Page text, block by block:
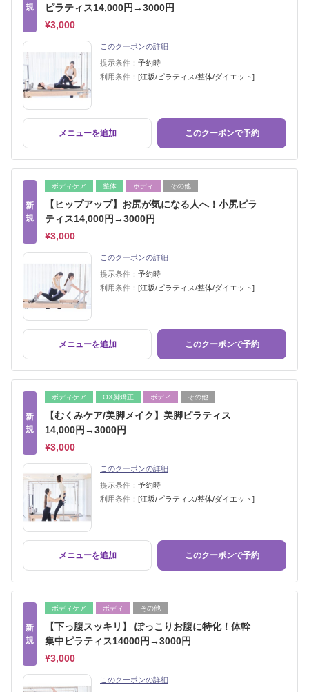
規
ピラティス14,000円→3000円
¥3,000
このクーポンの詳細
提示条件： 予約時
利用条件： [江坂/ピラティス/整体/ダイエット]
メニューを追加 このクーポンで予約
新
規
ボディケア 整体 ボディ その他
【ヒップアップ】お尻が気になる人へ！小尻ピラ
ティス14,000円→3000円
¥3,000
このクーポンの詳細
提示条件： 予約時
利用条件： [江坂/ピラティス/整体/ダイエット]
メニューを追加 このクーポンで予約
新
規
ボディケア OX脚矯正 ボディ その他
【むくみケア/美脚メイク】美脚ピラティス
14,000円→3000円
¥3,000
このクーポンの詳細
提示条件： 予約時
利用条件： [江坂/ピラティス/整体/ダイエット]
メニューを追加 このクーポンで予約
新
規
ボディケア ボディ その他
【下っ腹スッキリ】 ぽっこりお腹に特化！体幹
集中ピラティス14000円→3000円
¥3,000
このクーポンの詳細